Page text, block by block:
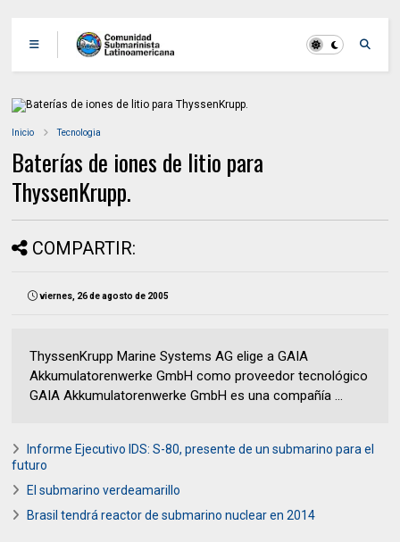
Inicio Tecnologia
Baterías de iones de litio para
ThyssenKrupp.
COMPARTIR:
viernes, 26 de agosto de 2005
ThyssenKrupp Marine Systems AG elige a GAIA
Akkumulatorenwerke GmbH como proveedor tecnológico
GAIA Akkumulatorenwerke GmbH es una compañía ...
Informe Ejecutivo IDS: S-80, presente de un submarino para el
futuro
El submarino verdeamarillo
Brasil tendrá reactor de submarino nuclear en 2014